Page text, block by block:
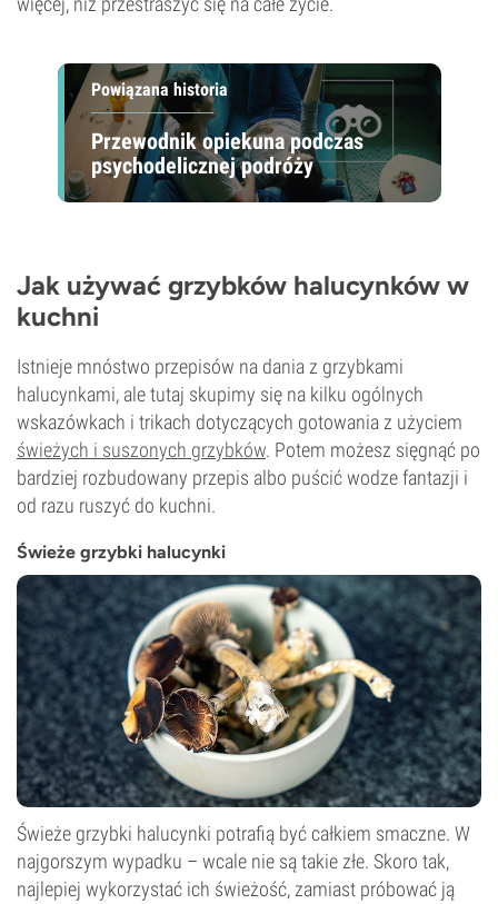
Powiązana historia
Przewodnik opiekuna podczas
psychodelicznej podróży
Jak używać grzybków halucynków w
kuchni
Istnieje mnóstwo przepisów na dania z grzybkami
halucynkami, ale tutaj skupimy się na kilku ogólnych
wskazówkach i trikach dotyczących gotowania z użyciem
świeżych i suszonych grzybków. Potem możesz sięgnąć po
bardziej rozbudowany przepis albo puścić wodze fantazji i
od razu ruszyć do kuchni.
Świeże grzybki halucynki
Świeże grzybki halucynki potrafią być całkiem smaczne. W
najgorszym wypadku – wcale nie są takie złe. Skoro tak,
najlepiej wykorzystać ich świeżość, zamiast próbować ją